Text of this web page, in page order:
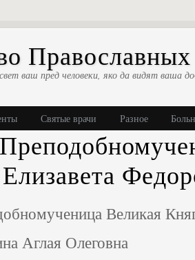
ваш пред человеки, яко да видят
Святые врачи Разное
Великая
Аглая Олеговна